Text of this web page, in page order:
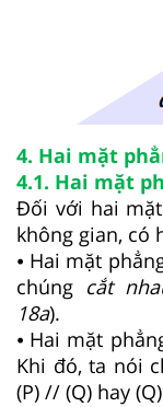
4. Hai mặt
4.1. Hai mặt
Đối với hai
không gian, có
⦁ Hai mặt
chúng cắt
18a).
⦁ Hai mặt
Khi đó, ta nói
(P) // (Q) hay